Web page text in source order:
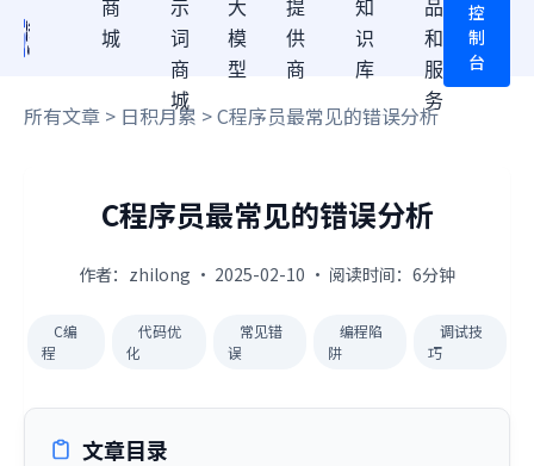
商
城
示
词
商
城
大
模
型
提
供
商
知
识
库
品
和
服
务
控
制
台
所有文章 > 日积月累 > C程序员最常见的错误分析
C程序员最常见的错误分析
作者：zhilong · 2025-02-10 · 阅读时间：6分钟
C编
程
代码优
化
常见错
误
编程陷
阱
调试技
巧
文章目录